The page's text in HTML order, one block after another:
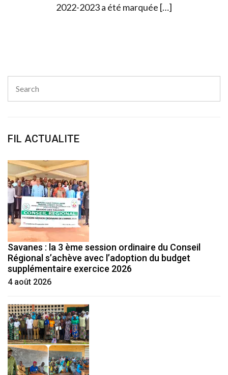
2022-2023 a été marquée […]
for:
FIL ACTUALITE
Savanes : la 3 ème session ordinaire du Conseil
Régional s’achève avec l’adoption du budget
supplémentaire exercice 2026
4 août 2026